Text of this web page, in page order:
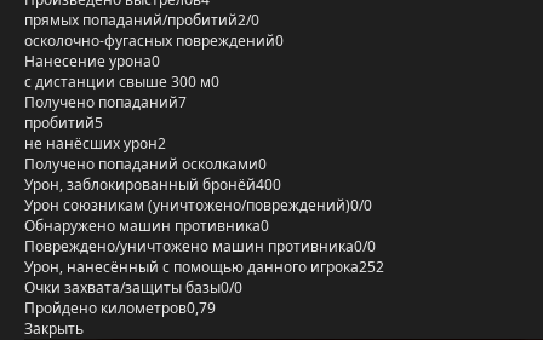
прямых попаданий/пробитий2/0
осколочно-фугасных повреждений0
Нанесение урона0
с дистанции свыше 300 м0
Получено попаданий7
пробитий5
не нанёсших урон2
Получено попаданий осколками0
Урон, заблокированный бронёй400
Урон союзникам (уничтожено/повреждений)0/0
Обнаружено машин противника0
Повреждено/уничтожено машин противника0/0
Урон, нанесённый с помощью данного игрока252
Очки захвата/защиты базы0/0
Пройдено километров0,79
Закрыть